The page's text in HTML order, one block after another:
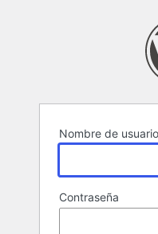
Nombre de
Contraseña